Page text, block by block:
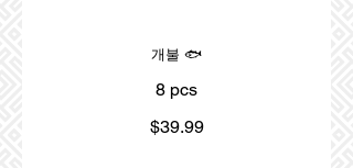
개불 🐟
8 pcs
$39.99